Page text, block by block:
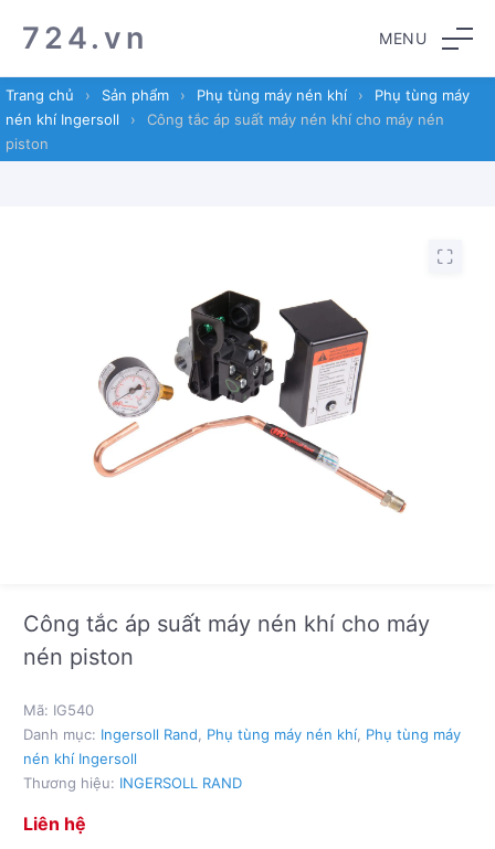
to
navigation
to
content
724.vn MENU
Trang chủ › Sản phẩm › Phụ tùng máy nén khí ›
Phụ tùng máy
nén khí Ingersoll
›
Công tắc áp suất máy nén khí cho máy nén
piston
Công tắc áp suất máy nén khí cho máy
nén piston
Liên hệ
Mã: IG540
Danh mục: Ingersoll Rand Phụ tùng máy nén khí Phụ tùng máy
nén khí Ingersoll
Thương hiệu: INGERSOLL RAND